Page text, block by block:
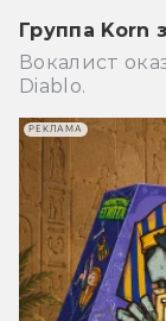
Группа Korn
Вокалист
Diablo.
РЕКЛАМА